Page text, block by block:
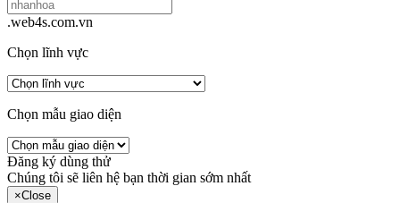
.web4s.com.vn
Chọn lĩnh vực
Chọn mẫu giao diện
Đăng ký dùng thử
Chúng tôi sẽ liên hệ bạn thời gian sớm nhất
×Close